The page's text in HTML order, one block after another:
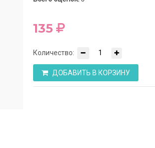
135
Количество:
ДОБАВИТЬ В КОРЗИНУ